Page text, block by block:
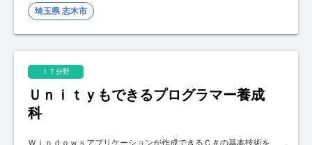
埼玉県 志木市
ＩＴ分野
Ｕｎｉｔｙもできるプログラマー養成
科
Ｗｉｎｄｏｗｓアプリケーションが作成できるＣ＃の基本技術を